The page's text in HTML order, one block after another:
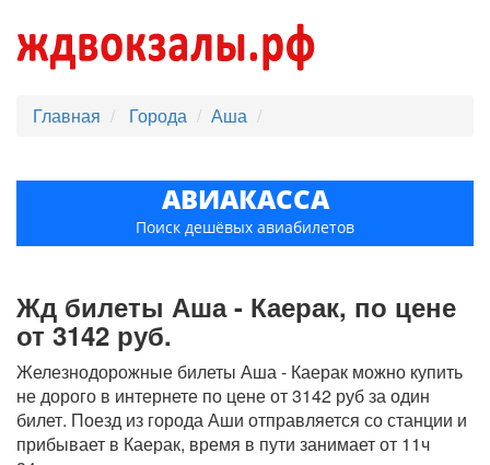
Главная Города Аша
АВИАКАССА
Поиск дешёвых авиабилетов
Жд билеты Аша - Каерак, по цене
от 3142 руб.
Железнодорожные билеты Аша - Каерак можно купить
не дорого в интернете по цене от 3142 руб за один
билет. Поезд из города Аши отправляется со станции и
прибывает в Каерак, время в пути занимает от 11ч